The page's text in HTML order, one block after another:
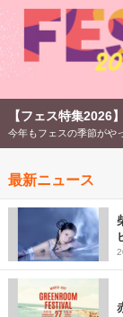
【フェス特集2026】
今年もフェスの季節がや
最新ニュース